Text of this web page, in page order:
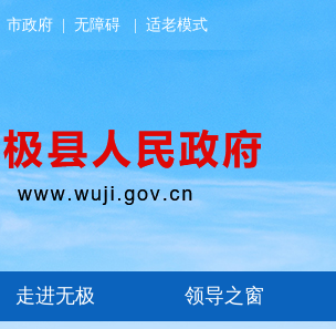
市政府 无障碍 适老模式